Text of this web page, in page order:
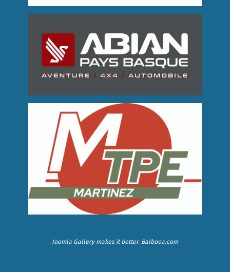
Joomla Gallerymakes it better. Balbooa.com